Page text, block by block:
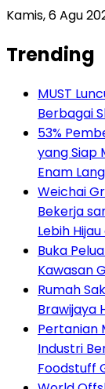
Kamis, 6 Agu
Trending
MUST
Berbagai
53%
yang Siap
Enam
Weichai
Bekerja
Lebih
Buka
Kawasan
Rumah
Brawijaya
Pertanian
Industri
Foodstuff